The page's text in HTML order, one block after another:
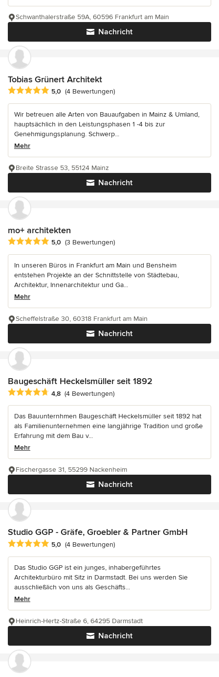
Nachricht
Schwanthalerstraße 59A, 60596 Frankfurt am Main
Tobias Grünert Architekt
Durchschnittliche Bewertung: 5 von 5 Sternen
5,0 (4 Bewertungen)
Wir betreuen alle Arten von Bauaufgaben in Mainz & Umland,
hauptsächlich in den Leistungsphasen 1 -4 bis zur
Genehmigungsplanung. Schwerp...
Mehr
Nachricht
Breite Strasse 53, 55124 Mainz
mo+ architekten
Durchschnittliche Bewertung: 5 von 5 Sternen
5,0 (3 Bewertungen)
In unseren Büros in Frankfurt am Main und Bensheim
entstehen Projekte an der Schnittstelle von Städtebau,
Architektur, Innenarchitektur und Ga...
Mehr
Nachricht
Scheffelstraße 30, 60318 Frankfurt am Main
Baugeschäft Heckelsmüller seit 1892
Durchschnittliche Bewertung: 4.8 von 5 Sternen
4,8 (4 Bewertungen)
Das Bauunternhmen Baugeschäft Heckelsmüller seit 1892 hat
als Familienunternehmen eine langjährige Tradition und große
Erfahrung mit dem Bau v...
Mehr
Nachricht
Fischergasse 31, 55299 Nackenheim
Studio GGP - Gräfe, Groebler & Partner GmbH
Durchschnittliche Bewertung: 5 von 5 Sternen
5,0 (4 Bewertungen)
Das Studio GGP ist ein junges, inhabergeführtes
Architekturbüro mit Sitz in Darmstadt. Bei uns werden Sie
ausschließlich von uns als Geschäfts...
Mehr
Nachricht
Heinrich-Hertz-Straße 6, 64295 Darmstadt